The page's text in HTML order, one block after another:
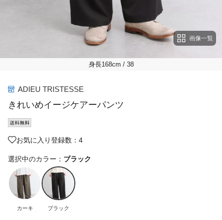
画像一覧
身長168cm / 38
ADIEU TRISTESSE
きれいめイージケアーパンツ
お気に入り登録数：4
選択中のカラー： ブラック
カーキ ブラック